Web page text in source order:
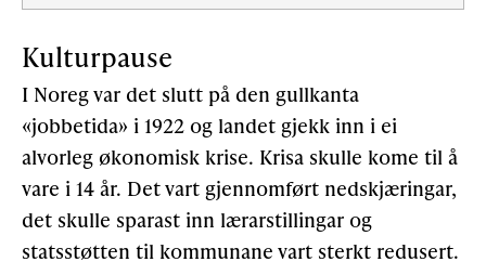
Kulturpause
I Noreg var det slutt på den gullkanta
«jobbetida» i 1922 og landet gjekk inn i ei
alvorleg økonomisk krise. Krisa skulle kome til å
vare i 14 år. Det vart gjennomført nedskjæringar,
det skulle sparast inn lærarstillingar og
statsstøtten til kommunane vart sterkt redusert.